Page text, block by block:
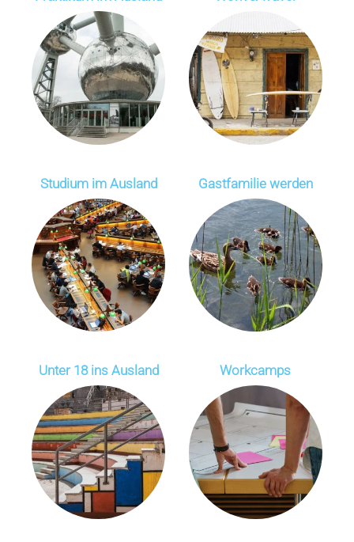
Studium im Ausland Gastfamilie werden
Unter 18 ins Ausland Workcamps